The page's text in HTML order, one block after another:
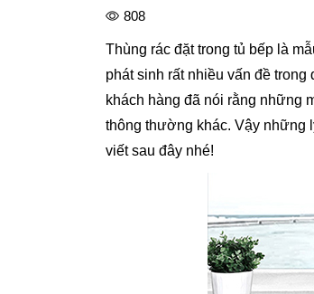
808
Thùng rác đặt trong tủ bếp là
phát sinh rất nhiều vấn đề
khách hàng đã nói rằng những
thông thường khác. Vậy những
viết sau đây nhé!